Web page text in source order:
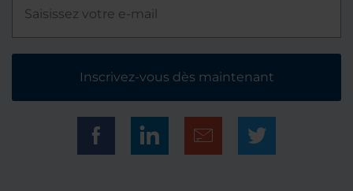
Inscrivez-vous dès maintenant